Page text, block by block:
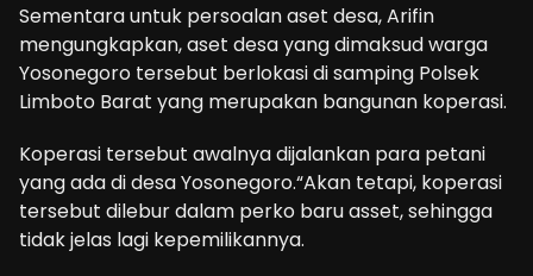
Sementara untuk persoalan aset desa, Arifin
mengungkapkan, aset desa yang dimaksud warga
Yosonegoro tersebut berlokasi di samping Polsek
Limboto Barat yang merupakan bangunan koperasi.
Koperasi tersebut awalnya dijalankan para petani
yang ada di desa Yosonegoro.“Akan tetapi, koperasi
tersebut dilebur dalam perko baru asset, sehingga
tidak jelas lagi kepemilikannya.